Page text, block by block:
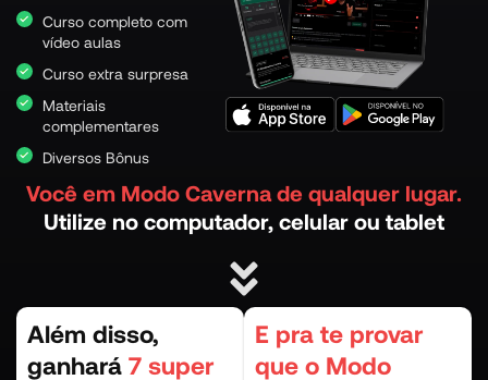
Curso completo com
vídeo aulas
Curso extra surpresa
Materiais
complementares
Diversos Bônus
Você em Modo Caverna de qualquer lugar.
Utilize no computador, celular ou tablet
Além disso,
ganhará 7 super
E pra te provar
que o Modo